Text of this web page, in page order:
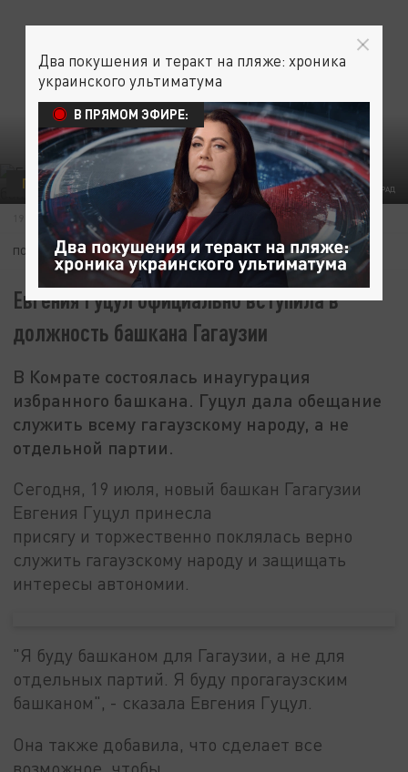
ЦАРЬГРАД
ПОЛИТИКА
19 ИЮЛЯ 21:05
ПОДПИШИТЕСЬ:
Евгения Гуцул официально вступила в
должность башкана Гагаузии
В Комрате состоялась инаугурация
избранного башкана. Гуцул дала обещание
служить всему гагаузскому народу, а не
отдельной партии.
Сегодня, 19 июля, новый башкан Гагагузии
Евгения Гуцул принесла
присягу и торжественно поклялась верно
служить гагаузскому народу и защищать
интересы автономии.
"Я буду башканом для Гагаузии, а не для
отдельных партий. Я буду прогагаузским
башканом", - сказала Евгения Гуцул.
Она также добавила, что сделает все
Два покушения и теракт на пляже: хроника
украинского ультиматума
В ПРЯМОМ ЭФИРЕ: